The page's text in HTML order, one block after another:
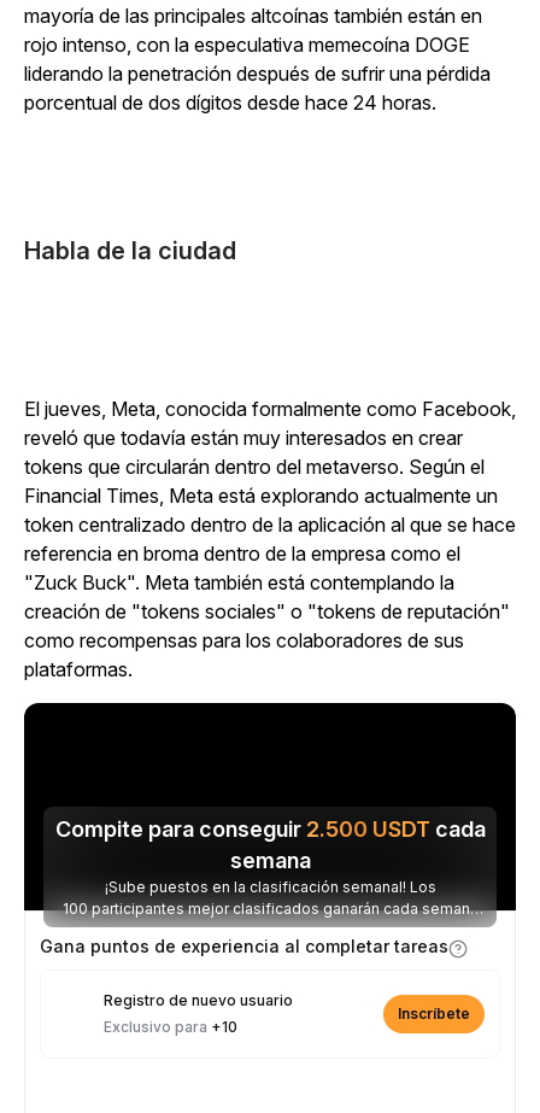
mayoría de las principales altcoínas también están en
rojo intenso, con la especulativa memecoína DOGE
liderando la penetración después de sufrir una pérdida
porcentual de dos dígitos desde hace 24 horas.
Habla de la ciudad
El jueves, Meta, conocida formalmente como Facebook,
reveló que todavía están muy interesados en crear
tokens que circularán dentro del metaverso. Según el
Financial Times, Meta está explorando actualmente un
token centralizado dentro de la aplicación al que se hace
referencia en broma dentro de la empresa como el
"Zuck Buck". Meta también está contemplando la
creación de "tokens sociales" o "tokens de reputación"
como recompensas para los colaboradores de sus
plataformas.
Compite para conseguir 2.500 USDT cada
semana
¡Sube puestos en la clasificación semanal! Los
100 participantes mejor clasificados ganarán cada semana
parte de los 2.500 USDT disponibles.
Gana puntos de experiencia al completar tareas
Registro de nuevo usuario
Exclusivo para +10
Inscríbete